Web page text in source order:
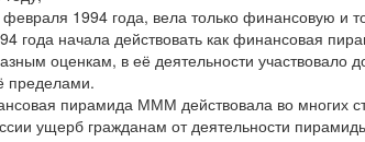
1994 года, вела только финансовую и
года начала действовать как финансовая
оценкам, в её деятельности участвовало
пределами.
пирамида МММ действовала во многих
ущерб гражданам от деятельности